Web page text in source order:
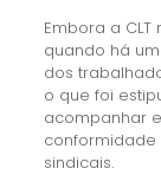
Embora a
quando há
dos
o que foi
acompanhar
sindicais.